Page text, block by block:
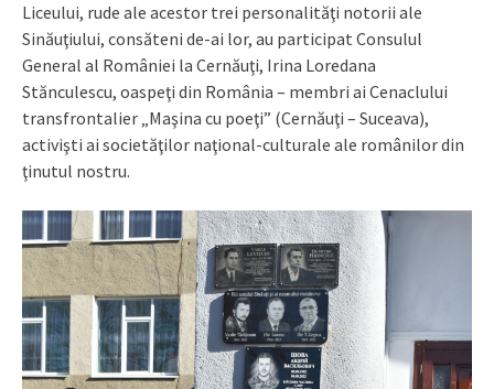
Liceului, rude ale acestor trei personalităţi notorii ale
Sinăuţiului, consăteni de-ai lor, au participat Consulul
General al României la Cernăuţi, Irina Loredana
Stănculescu, oaspeţi din România – membri ai Cenaclului
transfrontalier „Maşina cu poeţi” (Cernăuţi – Suceava),
activişti ai societăţilor naţional-culturale ale românilor din
ţinutul nostru.